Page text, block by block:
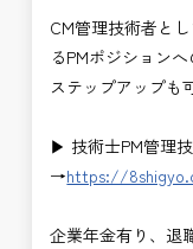
CM管理技術者と
るPMポジションへ
ステップアップも
▶ 技術士PM管理
→https://
企業年金有り、退